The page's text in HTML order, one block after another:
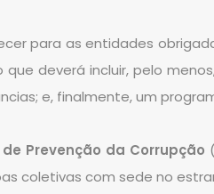
para as entidades
deverá incluir, pelo
e, finalmente, um
Prevenção da Corrupção
coletivas com sede no